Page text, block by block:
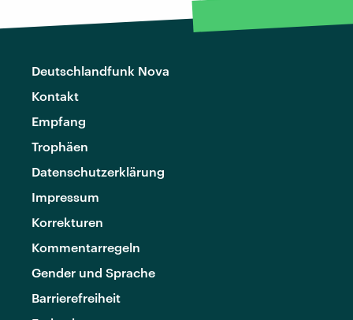
Deutschlandfunk Nova
Kontakt
Empfang
Trophäen
Datenschutzerklärung
Impressum
Korrekturen
Kommentarregeln
Gender und Sprache
Barrierefreiheit